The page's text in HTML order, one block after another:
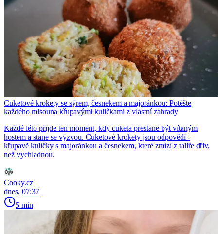
Cuketové krokety se sýrem, česnekem a majoránkou: Potěšte
každého mlsouna křupavými kuličkami z vlastní zahrady
Každé léto přijde ten moment, kdy cuketa přestane být vítaným
hostem a stane se výzvou. Cuketové krokety jsou odpovědí -
křupavé kuličky s majoránkou a česnekem, které zmizí z talíře dřív,
než vychladnou.
Cooky.cz
dnes, 07:37
5 min